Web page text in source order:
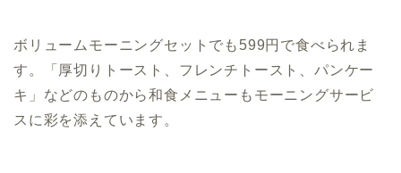
ボリュームモーニングセットでも599円で食べられま
す。「厚切りトースト、フレンチトースト、パンケー
キ」などのものから和食メニューもモーニングサービ
スに彩を添えています。